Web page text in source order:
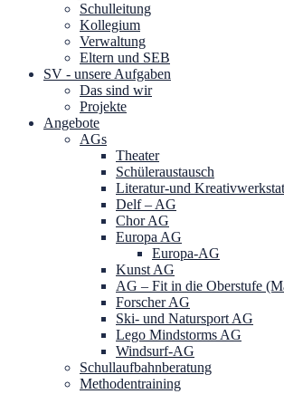
Schulleitung
Kollegium
Verwaltung
Eltern und SEB
SV - unsere Aufgaben
Das sind wir
Projekte
Angebote
AGs
Theater
Schüleraustausch
Literatur-und
Delf – AG
Chor AG
Europa AG
Europa-AG
Kunst AG
AG – Fit in die Oberstufe
Forscher AG
Ski- und Natursport AG
Lego Mindstorms AG
Windsurf-AG
Schullaufbahnberatung
Methodentraining